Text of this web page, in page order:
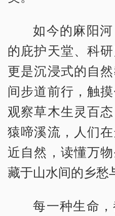
如今的麻阳
的庇护天堂、科
更是沉浸式的自
间步道前行，触
观察草木生灵百态
猿啼溪流，人们
近自然，读懂万
藏于山水间的乡愁
每一种生命